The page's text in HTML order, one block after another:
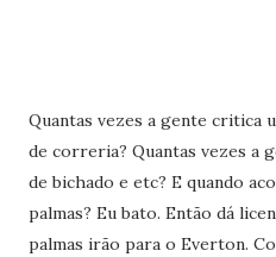
Quantas vezes a gente critica
de correria? Quantas vezes a
de bichado e etc? E quando
palmas? Eu bato. Então dá
palmas irão para o Everton.